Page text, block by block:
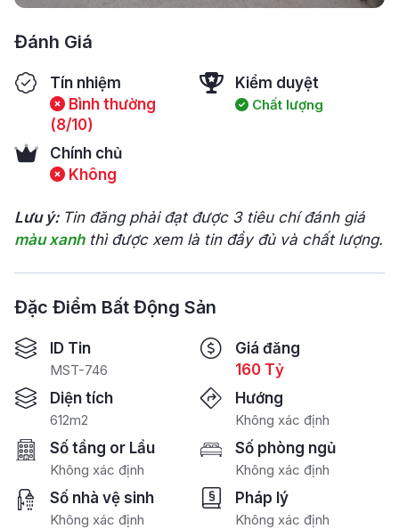
Đánh Giá
Tín nhiệm
Bình thường
(8/10)
Kiểm duyệt
Chất lượng
Chính chủ
Không
Lưu ý: Tin đăng phải đạt được 3 tiêu chí đánh giá
màu xanhthì được xem là tin đầy đủ và chất lượng.
Đặc Điểm Bất Động Sản
ID Tin
MST-746
Giá đăng
160 Tỷ
Diện tích
612m2
Hướng
Không xác định
Số tầng or Lầu
Không xác định
Số phòng ngủ
Không xác định
Số nhà vệ sinh
Không xác định
Pháp lý
Không xác định